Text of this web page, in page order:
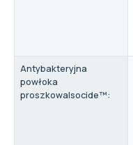
Antybakteryjna
powłoka
proszkowaIsocide™: